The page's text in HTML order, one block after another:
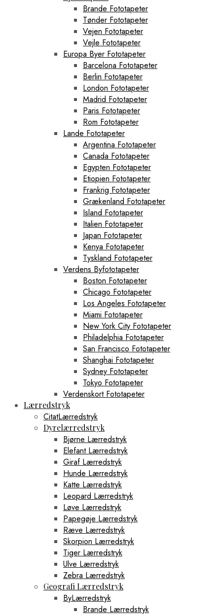
Brande Fototapeter
Tønder Fototapeter
Vejen Fototapeter
Vejle Fototapeter
Europa Byer Fototapeter
Barcelona Fototapeter
Berlin Fototapeter
London Fototapeter
Madrid Fototapeter
Paris Fototapeter
Rom Fototapeter
Lande Fototapeter
Argentina Fototapeter
Canada Fototapeter
Egypten Fototapeter
Etiopien Fototapeter
Frankrig Fototapeter
Grækenland Fototapeter
Island Fototapeter
Italien Fototapeter
Japan Fototapeter
Kenya Fototapeter
Tyskland Fototapeter
Verdens Byfototapeter
Boston Fototapeter
Chicago Fototapeter
Los Angeles Fototapeter
Miami Fototapeter
New York City Fototapeter
Philadelphia Fototapeter
San Francisco Fototapeter
Shanghai Fototapeter
Sydney Fototapeter
Tokyo Fototapeter
Verdenskort Fototapeter
Lærredstryk
CitatLærredstryk
Dyrelærredstryk
Bjørne Lærredstryk
Elefant Lærredstryk
Giraf Lærredstryk
Hunde Lærredstryk
Katte Lærredstryk
Leopard Lærredstryk
Løve Lærredstryk
Papegøje Lærredstryk
Ræve Lærredstryk
Skorpion Lærredstryk
Tiger Lærredstryk
Ulve Lærredstryk
Zebra Lærredstryk
Geografi Lærredstryk
ByLærredstryk
Brande Lærredstryk